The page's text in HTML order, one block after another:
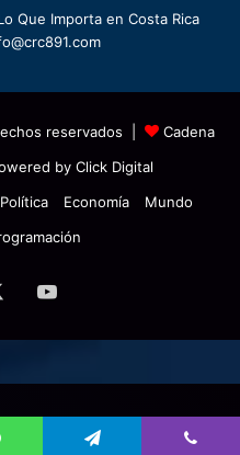
Que Importa en Costa Rica
reservados |
Cadena
by Click Digital
Política Economía
Mundo
YouTube